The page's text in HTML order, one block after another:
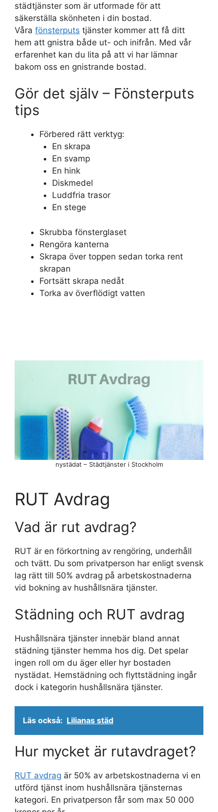
städtjänster som är utformade för att
säkerställa skönheten i din bostad.
Våra fönsterputs tjänster kommer att få ditt
hem att gnistra både ut- och inifrån. Med vår
erfarenhet kan du lita på att vi har lämnar
bakom oss en gnistrande bostad.
Gör det själv – Fönsterputs
tips
Förbered rätt verktyg:
En skrapa
En svamp
En hink
Diskmedel
Luddfria trasor
En stege
Skrubba fönsterglaset
Rengöra kanterna
Skrapa över toppen sedan torka rent
skrapan
Fortsätt skrapa nedåt
Torka av överflödigt vatten
RUT Avdrag
Vad är rut avdrag?
RUT är en förkortning av rengöring, underhåll
och tvätt. Du som privatperson har enligt svensk
lag rätt till 50% avdrag på arbetskostnaderna
vid bokning av hushållsnära tjänster.
Städning och RUT avdrag
Hushållsnära tjänster innebär bland annat
städning tjänster hemma hos dig. Det spelar
ingen roll om du äger eller hyr bostaden
nystädat. Hemstädning och flyttstädning ingår
dock i kategorin hushållsnära tjänster.
Läs också: Lilianas städ
Hur mycket är rutavdraget?
RUT avdrag är 50% av arbetskostnaderna vi en
utförd tjänst inom hushållsnära tjänsternas
kategori. En privatperson får som max 50 000
nystädat – Städtjänster i Stockholm